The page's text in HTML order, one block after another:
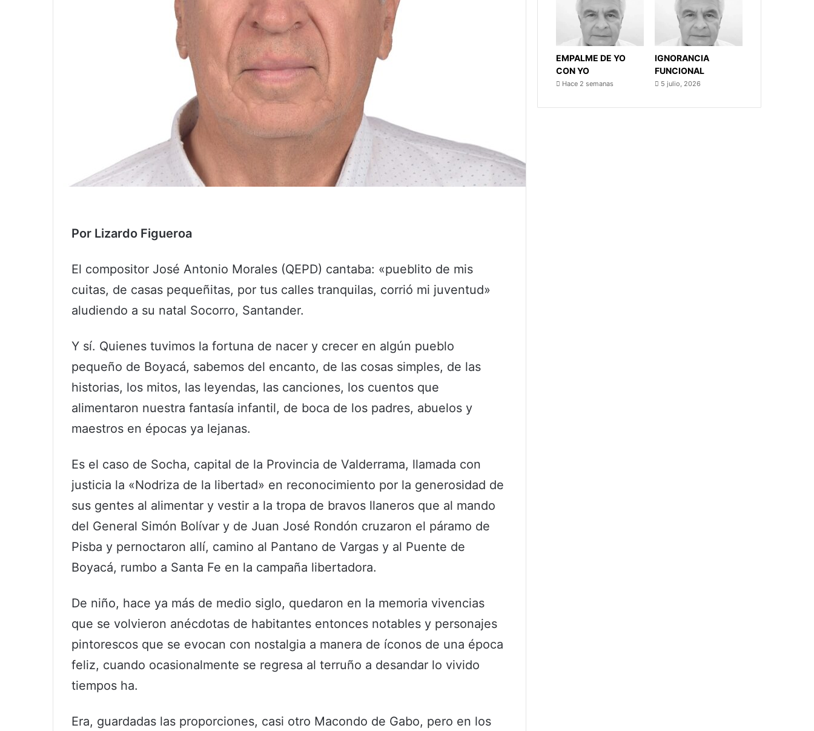
Por Lizardo Figueroa
El compositor José Antonio Morales (QEPD) cantaba: «pueblito de mis
cuitas, de casas pequeñitas, por tus calles tranquilas, corrió mi juventud»
aludiendo a su natal Socorro, Santander.
Y sí. Quienes tuvimos la fortuna de nacer y crecer en algún pueblo
pequeño de Boyacá, sabemos del encanto, de las cosas simples, de las
historias, los mitos, las leyendas, las canciones, los cuentos que
alimentaron nuestra fantasía infantil, de boca de los padres, abuelos y
maestros en épocas ya lejanas.
Es el caso de Socha, capital de la Provincia de Valderrama, llamada con
justicia la «Nodriza de la libertad» en reconocimiento por la generosidad de
sus gentes al alimentar y vestir a la tropa de bravos llaneros que al mando
del General Simón Bolívar y de Juan José Rondón cruzaron el páramo de
Pisba y pernoctaron allí, camino al Pantano de Vargas y al Puente de
Boyacá, rumbo a Santa Fe en la campaña libertadora.
De niño, hace ya más de medio siglo, quedaron en la memoria vivencias
que se volvieron anécdotas de habitantes entonces notables y personajes
pintorescos que se evocan con nostalgia a manera de íconos de una época
feliz, cuando ocasionalmente se regresa al terruño a desandar lo vivido
tiempos ha.
Era, guardadas las proporciones, casi otro Macondo de Gabo, pero en los
EMPALME DE YO
CON YO
Hace 2 semanas
IGNORANCIA
FUNCIONAL
5 julio, 2026